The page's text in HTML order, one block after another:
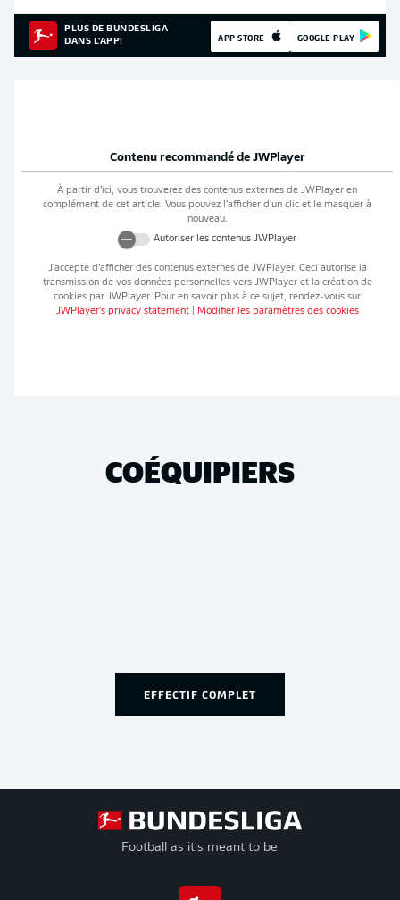
PLUS DE BUNDESLIGA
DANS L'APP!
APP STORE GOOGLE PLAY
Contenu recommandé de JWPlayer
À partir d’ici, vous trouverez des contenus externes de JWPlayer en
complément de cet article. Vous pouvez l’afficher d’un clic et le masquer à
nouveau.
Autoriser les contenus JWPlayer
J’accepte d’afficher des contenus externes de JWPlayer. Ceci autorise la
transmission de vos données personnelles vers JWPlayeret la création de
cookies par JWPlayer. Pour en savoir plus à ce sujet, rendez-vous sur
JWPlayer's privacy statement| Modifier les paramètres des cookies
COÉQUIPIERS
EFFECTIF COMPLET
Football as it's meant to be